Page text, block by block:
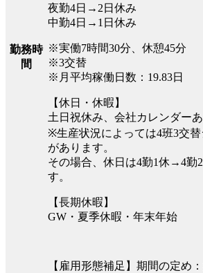
勤務時
間
夜勤4日→2日休み
中勤4日→1日休み
※実働7時間30分、休憩45分
※3交替
※月平均稼働日数：19.83日
【休日・休暇】
土日祝休み、会社カレンダーあ
※生産状況によっては4班3交
があります。
その場合、休日は4勤1休→4勤
す。
【長期休暇】
GW・夏季休暇・年末年始
【雇用形態補足】期間の定め